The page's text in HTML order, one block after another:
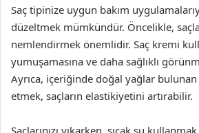
Saç tipinize uygun bakım
düzeltmek mümkündür. Öncelikle,
nemlendirmek önemlidir. Saç kremi
yumuşamasına ve daha sağlıklı
Ayrıca, içeriğinde doğal yağlar
etmek, saçların elastikiyetini artırabilir.
Saçlarınızı yıkarken, sıcak su